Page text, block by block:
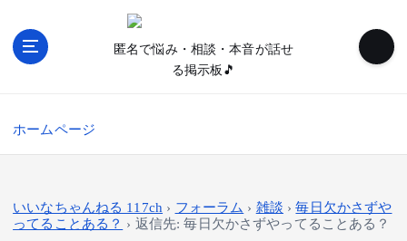
匿名で悩み・相談・本音が話せ
る掲示板🎵
ホームページ
いいなちゃんねる 117ch › フォーラム › 雑談 › 毎日欠かさずや
ってることある？ › 返信先: 毎日欠かさずやってることある？